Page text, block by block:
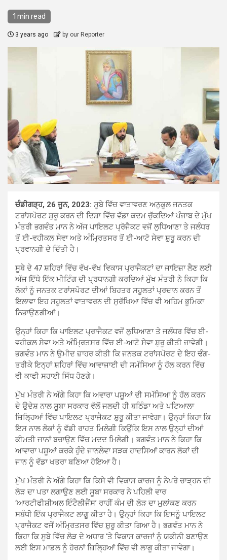
1 min read
3 years ago by our Reporter
ਚੰਡੀਗੜ੍ਹ, 26 ਜੂਨ, 2023: ਸੂਬੇ ਵਿੱਚ ਵਾਤਾਵਰਣ ਅਨੁਕੂਲ ਜਨਤਕ
ਟਰਾਂਸਪੋਰਟ ਸ਼ੁਰੂ ਕਰਨ ਦੀ ਦਿਸ਼ਾ ਵਿੱਚ ਵੱਡਾ ਕਦਮ ਚੁੱਕਦਿਆਂ ਪੰਜਾਬ ਦੇ ਮੁੱਖ
ਮੰਤਰੀ ਭਗਵੰਤ ਮਾਨ ਨੇ ਅੱਜ ਪਾਇਲਟ ਪ੍ਰੋਜੈਕਟ ਵਜੋਂ ਲੁਧਿਆਣਾ ਤੇ ਜਲੰਧਰ
ਤੋਂ ਈ-ਵਹੀਕਲ ਸੇਵਾ ਅਤੇ ਅੰਮ੍ਰਿਤਸਰ ਤੋਂ ਈ-ਆਟੋ ਸੇਵਾ ਸ਼ੁਰੂ ਕਰਨ ਦੀ
ਪ੍ਰਵਾਨਗੀ ਦੇ ਦਿੱਤੀ ਹੈ।
ਸੂਬੇ ਦੇ 47 ਸ਼ਹਿਰਾਂ ਵਿੱਚ ਵੱਖ-ਵੱਖ ਵਿਕਾਸ ਪ੍ਰਾਜੈਕਟਾਂ ਦਾ ਜਾਇਜ਼ਾ ਲੈਣ ਲਈ
ਅੱਜ ਇੱਥੇ ਇੱਕ ਮੀਟਿੰਗ ਦੀ ਪ੍ਰਧਾਨਗੀ ਕਰਦਿਆਂ ਮੁੱਖ ਮੰਤਰੀ ਨੇ ਕਿਹਾ ਕਿ
ਲੋਕਾਂ ਨੂੰ ਜਨਤਕ ਟਰਾਂਸਪੋਰਟ ਦੀਆਂ ਬਿਹਤਰ ਸਹੂਲਤਾਂ ਪ੍ਰਦਾਨ ਕਰਨ ਤੋਂ
ਇਲਾਵਾ ਇਹ ਸਹੂਲਤਾਂ ਵਾਤਾਵਰਨ ਦੀ ਸੁਰੱਖਿਆ ਵਿੱਚ ਵੀ ਅਹਿਮ ਭੂਮਿਕਾ
ਨਿਭਾਉਣਗੀਆਂ।
ਉਨ੍ਹਾਂ ਕਿਹਾ ਕਿ ਪਾਇਲਟ ਪ੍ਰਾਜੈਕਟ ਵਜੋਂ ਲੁਧਿਆਣਾ ਤੇ ਜਲੰਧਰ ਵਿੱਚ ਈ-
ਵਹੀਕਲ ਸੇਵਾ ਅਤੇ ਅੰਮ੍ਰਿਤਸਰ ਵਿੱਚ ਈ-ਆਟੋ ਸੇਵਾ ਸ਼ੁਰੂ ਕੀਤੀ ਜਾਵੇਗੀ।
ਭਗਵੰਤ ਮਾਨ ਨੇ ਉਮੀਦ ਜ਼ਾਹਰ ਕੀਤੀ ਕਿ ਜਨਤਕ ਟਰਾਂਸਪੋਰਟ ਦੇ ਇਹ ਢੰਗ-
ਤਰੀਕੇ ਇਨ੍ਹਾਂ ਸ਼ਹਿਰਾਂ ਵਿੱਚ ਆਵਾਜਾਈ ਦੀ ਸਮੱਸਿਆ ਨੂੰ ਹੱਲ ਕਰਨ ਵਿੱਚ
ਵੀ ਕਾਫੀ ਸਹਾਈ ਸਿੱਧ ਹੋਣਗੇ।
ਮੁੱਖ ਮੰਤਰੀ ਨੇ ਅੱਗੇ ਕਿਹਾ ਕਿ ਅਵਾਰਾ ਪਸ਼ੂਆਂ ਦੀ ਸਮੱਸਿਆ ਨੂੰ ਹੱਲ ਕਰਨ
ਦੇ ਉਦੇਸ਼ ਨਾਲ ਸੂਬਾ ਸਰਕਾਰ ਵੱਲੋਂ ਜਲਦੀ ਹੀ ਬਠਿੰਡਾ ਅਤੇ ਪਟਿਆਲਾ
ਜ਼ਿਲ੍ਹਿਆਂ ਵਿੱਚ ਪਾਇਲਟ ਪ੍ਰਾਜੈਕਟ ਸ਼ੁਰੂ ਕੀਤਾ ਜਾਵੇਗਾ। ਉਨ੍ਹਾਂ ਕਿਹਾ ਕਿ
ਇਸ ਨਾਲ ਲੋਕਾਂ ਨੂੰ ਵੱਡੀ ਰਾਹਤ ਮਿਲੇਗੀ ਕਿਉਂਕਿ ਇਸ ਨਾਲ ਉਨ੍ਹਾਂ ਦੀਆਂ
ਕੀਮਤੀ ਜਾਨਾਂ ਬਚਾਉਣ ਵਿੱਚ ਮਦਦ ਮਿਲੇਗੀ। ਭਗਵੰਤ ਮਾਨ ਨੇ ਕਿਹਾ ਕਿ
ਆਵਾਰਾ ਪਸ਼ੂਆਂ ਕਰਕੇ ਹੁੰਦੇ ਜਾਨਲੇਵਾ ਸੜਕ ਹਾਦਸਿਆਂ ਕਾਰਨ ਲੋਕਾਂ ਦੀ
ਜਾਨ ਨੂੰ ਵੱਡਾ ਖਤਰਾ ਬਣਿਆ ਹੋਇਆ ਹੈ।
ਮੁੱਖ ਮੰਤਰੀ ਨੇ ਅੱਗੇ ਕਿਹਾ ਕਿ ਕਿਸੇ ਵੀ ਵਿਕਾਸ ਕਾਰਜ ਨੂੰ ਨੇਪਰੇ ਚਾੜ੍ਹਨ ਦੀ
ਲੋੜ ਦਾ ਪਤਾ ਲਗਾਉਣ ਲਈ ਸੂਬਾ ਸਰਕਾਰ ਨੇ ਪਹਿਲੀ ਵਾਰ
‘ਆਰਟੀਫੀਸ਼ੀਅਲ ਇੰਟੈਲੀਜੈਂਸ’ ਰਾਹੀਂ ਕੰਮ ਦੀ ਲੋੜ ਦਾ ਮੁਲਾਂਕਣ ਕਰਨ
ਸਬੰਧੀ ਇੱਕ ਪ੍ਰਾਜੈਕਟ ਲਾਗੂ ਕੀਤਾ ਹੈ। ਉਨ੍ਹਾਂ ਕਿਹਾ ਕਿ ਇਸਨੂੰ ਪਾਇਲਟ
ਪ੍ਰਾਜੈਕਟ ਵਜੋਂ ਅੰਮ੍ਰਿਤਸਰ ਵਿੱਚ ਸ਼ੁਰੂ ਕੀਤਾ ਗਿਆ ਹੈ। ਭਗਵੰਤ ਮਾਨ ਨੇ
ਕਿਹਾ ਕਿ ਸੂਬੇ ਵਿੱਚ ਲੋੜ ਦੇ ਅਧਾਰ ‘ਤੇ ਵਿਕਾਸ ਕਾਰਜਾਂ ਨੂੰ ਯਕੀਨੀ ਬਣਾਉਣ
ਲਈ ਇਸ ਮਾਡਲ ਨੂੰ ਹੋਰਨਾਂ ਜ਼ਿਲ੍ਹਿਆਂ ਵਿੱਚ ਵੀ ਲਾਗੂ ਕੀਤਾ ਜਾਵੇਗਾ।